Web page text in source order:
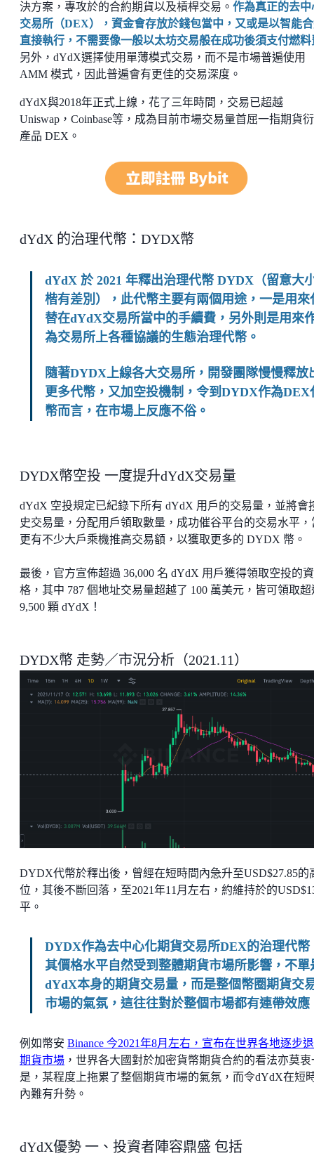
決方案，專攻於的合約期貨以及槓桿交易。 作為真正的去中
交易所（DEX），資金會存放於錢包當中，又或是以智能
直接執行，不需要像一般以太坊交易般在成功後須支付燃料
另外，dYdX選擇使用單薄模式交易，而不是市場普遍使用
AMM 模式，因此普遍會有更佳的交易深度。
dYdX與2018年正式上線，花了三年時間，交易已超越
Uniswap，Coinbase等，成為目前市場交易量首屈一指期貨
產品 DEX。
dYdX 的治理代幣：DYDX幣
dYdX 於 2021 年釋出治理代幣 DYDX（留意大
楷有差別），此代幣主要有兩個用途，一是用來
替在dYdX交易所當中的手續費，另外則是用來
為交易所上各種協議的生態治理代幣。
隨著DYDX上線各大交易所，開發團隊慢慢釋放
更多代幣，又加空投機制，令到DYDX作為DEX
幣而言，在市場上反應不俗。
DYDX幣空投 一度提升dYdX交易量
dYdX 空投規定已紀錄下所有 dYdX 用戶的交易量，並將會
史交易量，分配用戶領取數量，成功催谷平台的交易水平，
更有不少大戶乘機推高交易額，以獲取更多的 DYDX 幣。
最後，官方宣佈超過 36,000 名 dYdX 用戶獲得領取空投的資
格，其中 787 個地址交易量超越了 100 萬美元，皆可領取超
9,500 顆 dYdX！
DYDX幣 走勢／市況分析（2021.11）
DYDX代幣於釋出後，曾經在短時間內急升至USD$27.85的
位，其後不斷回落，至2021年11月左右，約維持於的
平。
DYDX作為去中心化期貨交易所DEX的治理代幣
其價格水平自然受到整體期貨市場所影響，不單
dYdX本身的期貨交易量，而是整個幣圈期貨交
市場的氣氛，這往往對於整個市場都有連帶效應
例如幣安 Binance 今2021年8月左右，宣布在世界各地逐步
期貨市場 ，世界各大國對於加密貨幣期貨合約的看法亦莫衷
是，某程度上拖累了整個期貨市場的氣氛，而令dYdX在短
內難有升勢。
dYdX優勢 一、投資者陣容鼎盛 包括